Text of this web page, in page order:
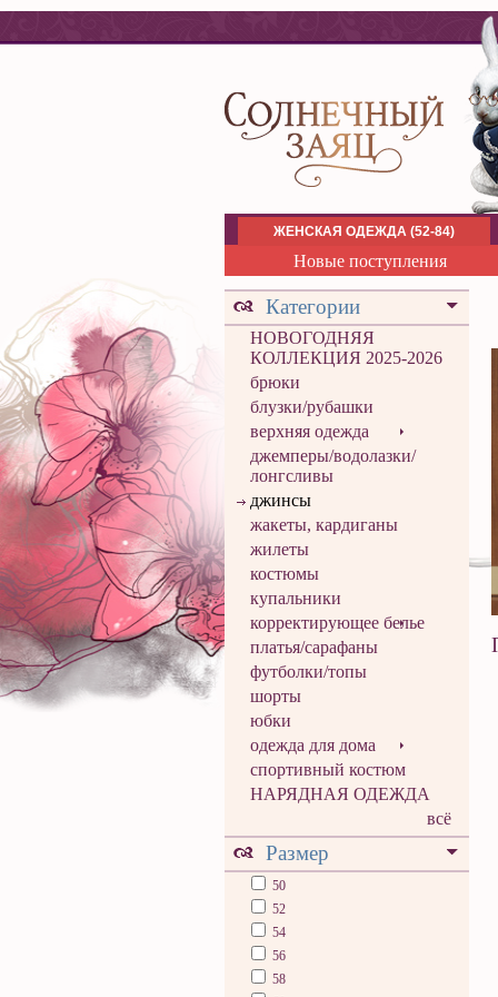
ЖЕНСКАЯ ОДЕЖДА (52-84)
Новые поступления
Категории
НОВОГОДНЯЯ
КОЛЛЕКЦИЯ 2025-2026
брюки
блузки/рубашки
верхняя одежда
джемперы/водолазки/
лонгсливы
джинсы
жакеты, кардиганы
жилеты
костюмы
купальники
корректирующее белье
платья/сарафаны
футболки/топы
шорты
юбки
одежда для дома
спортивный костюм
НАРЯДНАЯ ОДЕЖДА
всё
Размер
50
52
54
56
58